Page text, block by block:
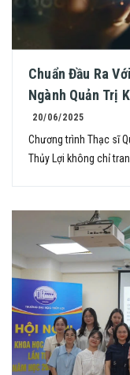
Chuẩn Đầu Ra
Ngành Quản Trị
20/06/2025
Chương trình Thạc sĩ
Thủy Lợi không chỉ